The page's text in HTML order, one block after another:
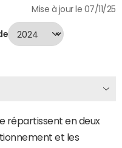
Mise à jour le 07/11/25
répartissent en deux
et les